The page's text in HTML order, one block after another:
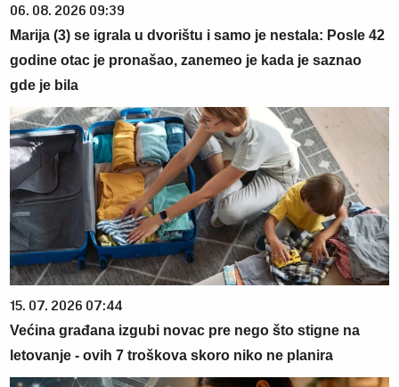
06. 08. 2026 09:39
Marija (3) se igrala u dvorištu i samo je nestala: Posle 42
godine otac je pronašao, zanemeo je kada je saznao
gde je bila
15. 07. 2026 07:44
Većina građana izgubi novac pre nego što stigne na
letovanje - ovih 7 troškova skoro niko ne planira